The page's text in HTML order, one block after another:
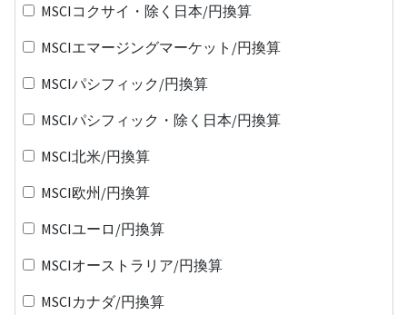
MSCIコクサイ・除く日本/円換算
MSCIエマージングマーケット/円換算
MSCIパシフィック/円換算
MSCIパシフィック・除く日本/円換算
MSCI北米/円換算
MSCI欧州/円換算
MSCIユーロ/円換算
MSCIオーストラリア/円換算
MSCIカナダ/円換算